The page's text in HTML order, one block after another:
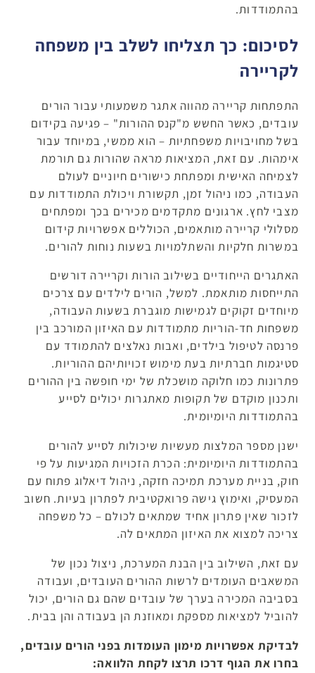
בהתמודדות.
לסיכום: כך תצליחו לשלב בין משפחה
לקריירה
התפתחות קריירה מהווה אתגר משמעותי עבור הורים
עובדים, כאשר החשש מ"קנס ההורות" – פגיעה בקידום
בשל מחויבויות משפחתיות – הוא ממשי, במיוחד עבור
אימהות. עם זאת, המציאות מראה שהורות גם תורמת
לצמיחה האישית ומפתחת כישורים חיוניים לעולם
העבודה, כמו ניהול זמן, תקשורת ויכולת התמודדות עם
מצבי לחץ. ארגונים מתקדמים מכירים בכך ומפתחים
מסלולי קריירה מותאמים, הכוללים אפשרויות קידום
במשרות חלקיות והשתלמויות בשעות נוחות להורים.
האתגרים הייחודיים בשילוב הורות וקריירה דורשים
התייחסות מותאמת. למשל, הורים לילדים עם צרכים
מיוחדים זקוקים לגמישות מוגברת בשעות העבודה,
משפחות חד-הוריות מתמודדות עם האיזון המורכב בין
פרנסה לטיפול בילדים, ואבות נאלצים להתמודד עם
סטיגמות חברתיות בעת מימוש זכויותיהם ההוריות.
פתרונות כמו חלוקה מושכלת של ימי חופשה בין ההורים
ותכנון מוקדם של תקופות מאתגרות יכולים לסייע
בהתמודדות היומיומית.
ישנן מספר המלצות מעשיות שיכולות לסייע להורים
בהתמודדות היומיומית: הכרת הזכויות המגיעות על פי
חוק, בניית מערכת תמיכה חזקה, ניהול דיאלוג פתוח עם
המעסיק, ואימוץ גישה פרואקטיבית לפתרון בעיות. חשוב
לזכור שאין פתרון אחיד שמתאים לכולם – כל משפחה
צריכה למצוא את האיזון המתאים לה.
עם זאת, השילוב בין הבנת המערכת, ניצול נכון של
המשאבים העומדים לרשות ההורים העובדים, ועבודה
בסביבה המכירה בערך של עובדים שהם גם הורים, יכול
להוביל למציאות מספקת ומאוזנת הן בעבודה והן בבית.
לבדיקת אפשרויות מימון העומדות בפני הורים עובדים,
בחרו את הגוף דרכו תרצו לקחת הלוואה: